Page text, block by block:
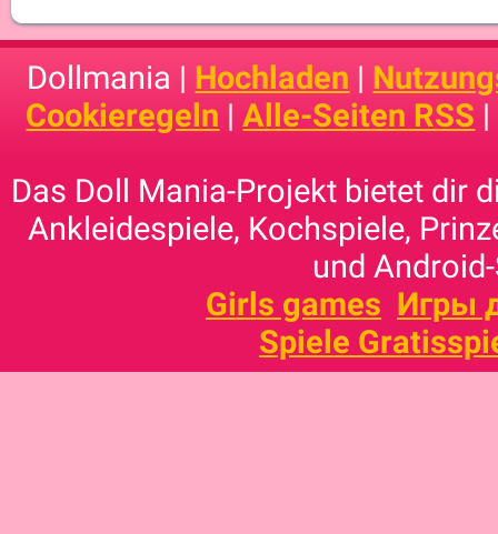
Dollmania | Hochladen |
Cookieregeln |Alle-Seiten RSS |
Das Doll Mania-Projekt bietet dir
Ankleidespiele, Kochspiele,
und
Girls games Игры
Spiele